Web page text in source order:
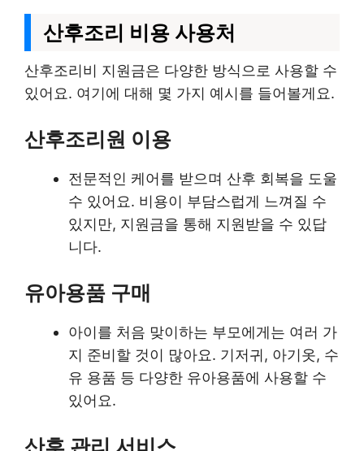
산후조리 비용 사용처
산후조리비 지원금은 다양한 방식으로 사용할 수
있어요. 여기에 대해 몇 가지 예시를 들어볼게요.
산후조리원 이용
전문적인 케어를 받으며 산후 회복을 도울
수 있어요. 비용이 부담스럽게 느껴질 수
있지만, 지원금을 통해 지원받을 수 있답
니다.
유아용품 구매
아이를 처음 맞이하는 부모에게는 여러 가
지 준비할 것이 많아요. 기저귀, 아기옷, 수
유 용품 등 다양한 유아용품에 사용할 수
있어요.
산후 관리 서비스